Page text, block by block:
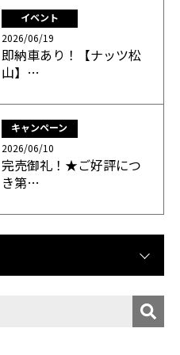
イベント
2026/06/19
即納車あり！【ナッツ松
山】…
キャンペーン
2026/06/10
完売御礼！★ご好評につ
き第…